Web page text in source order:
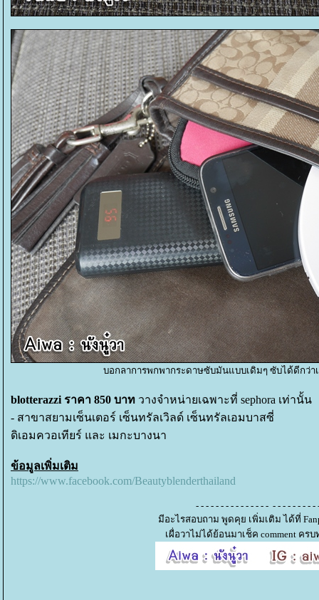
บอกลาการพกพากระดาษซับมันแบบเดิมๆ ซับได้ดีกว่า
blotterazzi ราคา 850 บาท วางจำหน่ายเฉพาะที่ sephora เท่านั้น
- สาขาสยามเซ็นเตอร์ เซ็นทรัลเวิลด์ เซ็นทรัลเอมบาสซี่
ดิเอมควอเทียร์ และ เมกะบางนา
ข้อมูลเพิ่มเติม
https://www.facebook.com/Beautyblenderthailand
- - - - - - - - - - - - - - - - - - - - - - - -
มีอะไรสอบถาม พูดคุย เพิ่มเติม ได้ที่
เผื่อวาไม่ได้ย้อนมาเช็ค comment คร